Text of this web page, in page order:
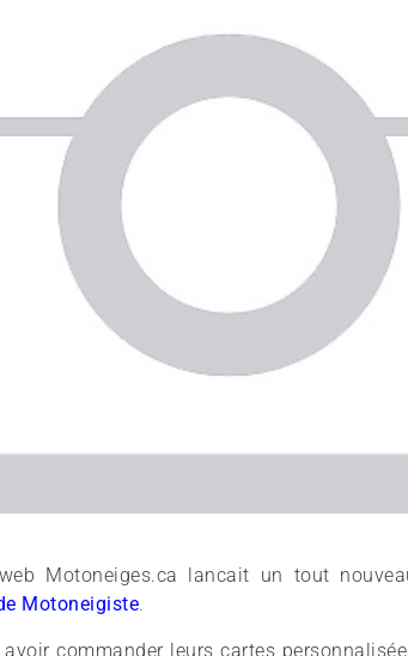
Motoneiges.ca lancait un tout
Motoneigiste.
commander leurs cartes